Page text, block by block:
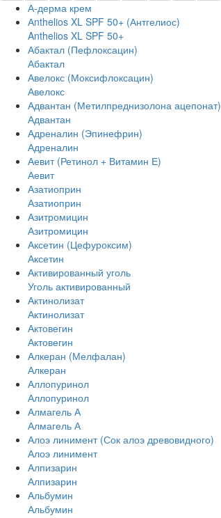
А-дерма крем
Аnthelios XL SPF 50+ (Антгелиос)
Anthelios XL SPF 50+
Абактал (Пефлоксацин)
Абактал
Авелокс (Моксифлоксацин)
Авелокс
Адвантан (Метилпреднизолона ацепонат)
Адвантан
Адреналин (Эпинефрин)
Адреналин
Аевит (Ретинол + Витамин Е)
Аевит
Азатиоприн
Азатиоприн
Азитромицин
Азитромицин
Аксетин (Цефуроксим)
Аксетин
Активированный уголь
Уголь активированный
Актинолизат
Актинолизат
Актовегин
Актовегин
Алкеран (Мелфалан)
Алкеран
Аллопуринол
Аллопуринол
Алмагель А
Алмагель А
Алоэ линимент (Сок алоэ древовидного)
Алоэ линимент
Алпизарин
Алпизарин
Альбумин
Альбумин